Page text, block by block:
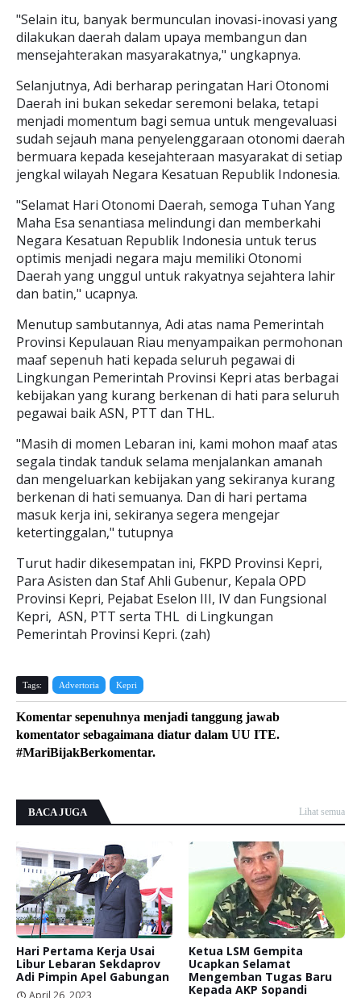
"Selain itu, banyak bermunculan inovasi-inovasi yang
dilakukan daerah dalam upaya membangun dan
mensejahterakan masyarakatnya," ungkapnya.
Selanjutnya, Adi berharap peringatan Hari Otonomi
Daerah ini bukan sekedar seremoni belaka, tetapi
menjadi momentum bagi semua untuk mengevaluasi
sudah sejauh mana penyelenggaraan otonomi daerah
bermuara kepada kesejahteraan masyarakat di setiap
jengkal wilayah Negara Kesatuan Republik Indonesia.
"Selamat Hari Otonomi Daerah, semoga Tuhan Yang
Maha Esa senantiasa melindungi dan memberkahi
Negara Kesatuan Republik Indonesia untuk terus
optimis menjadi negara maju memiliki Otonomi
Daerah yang unggul untuk rakyatnya sejahtera lahir
dan batin," ucapnya.
Menutup sambutannya, Adi atas nama Pemerintah
Provinsi Kepulauan Riau menyampaikan permohonan
maaf sepenuh hati kepada seluruh pegawai di
Lingkungan Pemerintah Provinsi Kepri atas berbagai
kebijakan yang kurang berkenan di hati para seluruh
pegawai baik ASN, PTT dan THL.
"Masih di momen Lebaran ini, kami mohon maaf atas
segala tindak tanduk selama menjalankan amanah
dan mengeluarkan kebijakan yang sekiranya kurang
berkenan di hati semuanya. Dan di hari pertama
masuk kerja ini, sekiranya segera mengejar
ketertinggalan," tutupnya
Turut hadir dikesempatan ini, FKPD Provinsi Kepri,
Para Asisten dan Staf Ahli Gubenur, Kepala OPD
Provinsi Kepri, Pejabat Eselon III, IV dan Fungsional
Kepri, ASN, PTT serta THL di Lingkungan
Pemerintah Provinsi Kepri. (zah)
Tags: Advertoria Kepri
Komentar sepenuhnya menjadi tanggung jawab
komentator sebagaimana diatur dalam UU ITE.
#MariBijakBerkomentar.
BACA JUGA Lihat semua
Hari Pertama Kerja Usai
Libur Lebaran Sekdaprov
Adi Pimpin Apel Gabungan
April 26, 2023
Ketua LSM Gempita
Ucapkan Selamat
Mengemban Tugas Baru
Kepada AKP Sopandi